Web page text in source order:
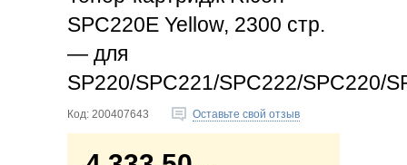
SPC220E Yellow, 2300 стр.
— для
SP220/SPC221/SPC222/SPC220/
Код: 200407643 Оставьте свой отзыв